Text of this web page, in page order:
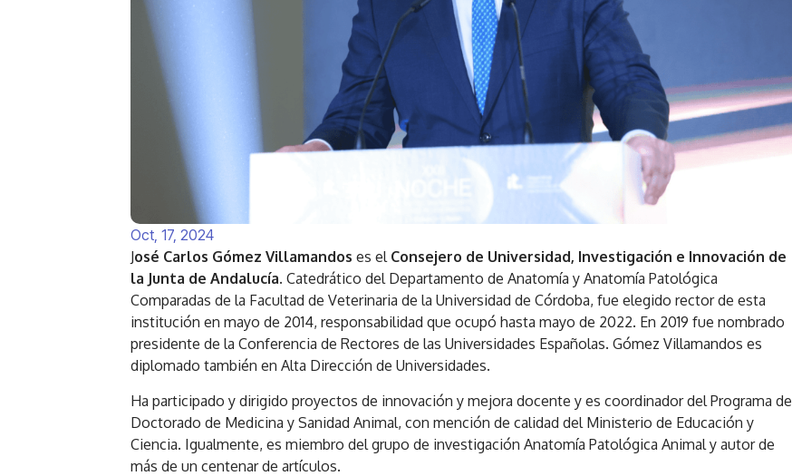
Oct, 17, 2024
José Carlos Gómez Villamandoses elConsejero de Universidad, Investigación e Innovación de
la Junta de Andalucía. Catedrático del Departamento de Anatomía y Anatomía Patológica
Comparadas de la Facultad de Veterinaria de la Universidad de Córdoba, fue elegido rector de esta
institución en mayo de 2014, responsabilidad que ocupó hasta mayo de 2022. En 2019 fue nombrado
presidente de la Conferencia de Rectores de las Universidades Españolas. Gómez Villamandos es
diplomado también en Alta Dirección de Universidades.
Ha participado y dirigido proyectos de innovación y mejora docente y es coordinador del Programa de
Doctorado de Medicina y Sanidad Animal, con mención de calidad del Ministerio de Educación y
Ciencia. Igualmente, es miembro del grupo de investigación Anatomía Patológica Animal y autor de
más de un centenar de artículos.